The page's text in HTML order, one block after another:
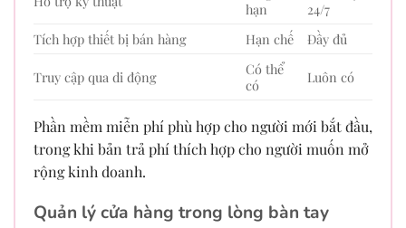
hạn
24/7
Tích hợp thiết bị bán hàng
Hạn chế Đầy đủ
Truy cập qua di động
Có thể
có
Luôn có
Phần mềm miễn phí phù hợp cho người mới bắt đầu,
trong khi bản trả phí thích hợp cho người muốn mở
rộng kinh doanh.
Quản lý cửa hàng trong lòng bàn tay